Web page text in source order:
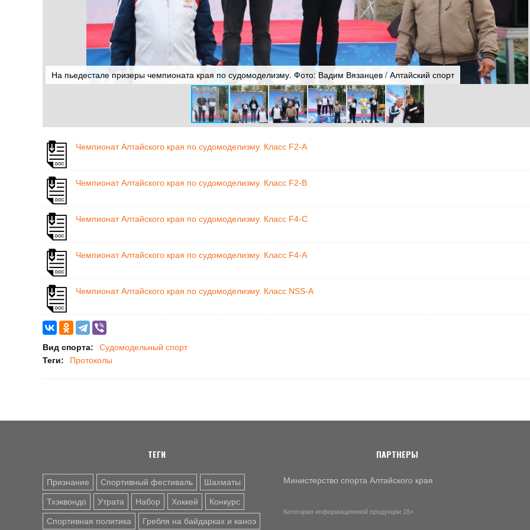
На пьедестале призеры чемпионата края по судомоделизму. Фото: Вадим Вязанцев / Алтайский спорт
Чемпионат Алтайского края по судомоделизму. Класс F2-A
Чемпионат Алтайского края по судомоделизму. Класс F2-В
Чемпионат Алтайского края по судомоделизму. Класс F4-С
Чемпионат Алтайского края по судомоделизму. Класс F4-А
Чемпионат Алтайского края по судомоделизму. Класс NSS-A
Вид спорта:
Судомодельный спорт
Теги:
Протоколы
ТЕГИ
Признание Спортивный фестиваль Шахматы
Тхэквондо Утрата Набор Хоккей Конкурс
Спортивная политика Гребля на байдарках и каноэ
ПАРТНЕРЫ
Министерство спорта Алтайского края
Категория информационной продукции 18+